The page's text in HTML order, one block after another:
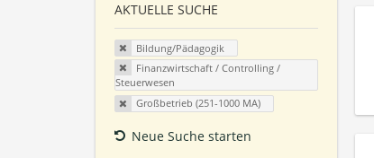
AKTUELLE SUCHE
Bildung/Pädagogik
Finanzwirtschaft / Controlling /
Steuerwesen
Großbetrieb (251-1000 MA)
Neue Suche starten